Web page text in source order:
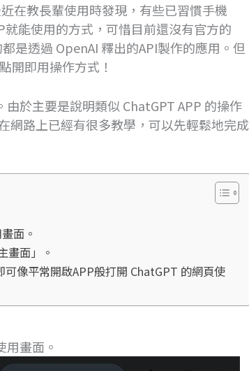
在教長輩使用時發現，有些已習慣手機
能使用的方式，可惜目前還沒有官方的
是透過 OpenAI 釋出的API製作的應用。但
開即用操作方式！
於主要是說明類似 ChatGPT APP 的操作
網路上已經有很多教學，可以先輕鬆地完成
面。
畫面」。
像平常開啟APP般打開 ChatGPT 的網頁使
用畫面。